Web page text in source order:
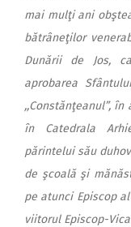
mai mulţi ani
bătrâneţilor
Dunării de Jos,
aprobarea
,,Constănţeanul”,
în Catedrala
părintelui său
de şcoală şi
pe atunci Episcop
viitorul Episcop-